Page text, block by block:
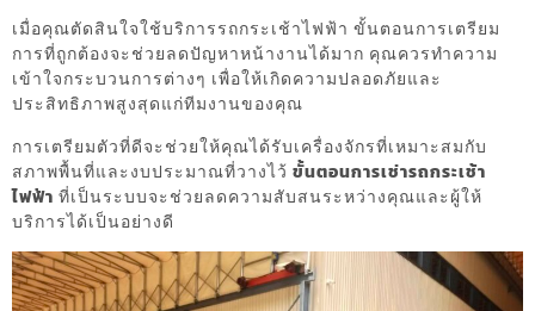
เมื่อคุณตัดสินใจใช้บริการรถกระเช้าไฟฟ้า ขั้นตอนการเตรียม
การที่ถูกต้องจะช่วยลดปัญหาหน้างานได้มาก คุณควรทำความ
เข้าใจกระบวนการต่างๆ เพื่อให้เกิดความปลอดภัยและ
ประสิทธิภาพสูงสุดแก่ทีมงานของคุณ
การเตรียมตัวที่ดีจะช่วยให้คุณได้รับเครื่องจักรที่เหมาะสมกับ
สภาพพื้นที่และงบประมาณที่วางไว้ ขั้นตอนการเช่ารถกระเช้า
ไฟฟ้า ที่เป็นระบบจะช่วยลดความสับสนระหว่างคุณและผู้ให้
บริการได้เป็นอย่างดี